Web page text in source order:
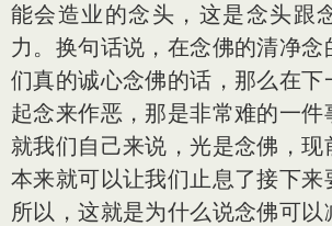
能会造业的念头，这是念头跟
力。换句话说，在念佛的清净念
们真的诚心念佛的话，那么在下
起念来作恶，那是非常难的一
就我们自己来说，光是念佛，现
本来就可以让我们止息了接下来
所以，这就是为什么说念佛可以